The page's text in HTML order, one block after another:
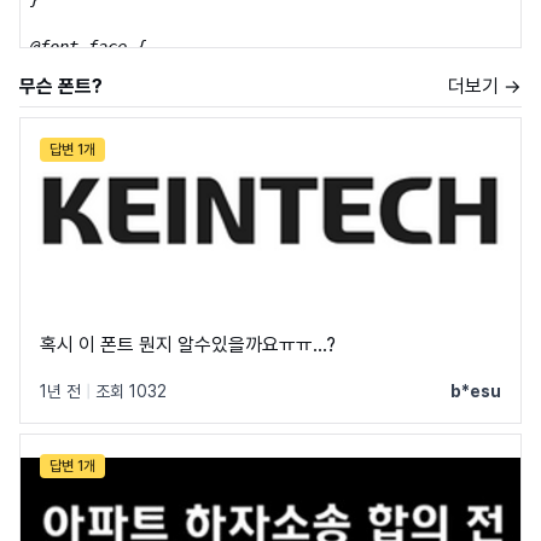
@font-face {
src: url('https://cdn.jsdelivr.net/gh/
    font-weight: 700;
    font-display: swap;
무슨 폰트? 더보기 →
답변 1개
혹시 이 폰트 뭔지 알수있을까요ㅠㅠ...?
1년 전 조회 1032 b*esu
답변 1개